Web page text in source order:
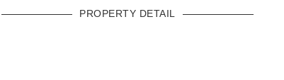
PROPERTY DETAIL